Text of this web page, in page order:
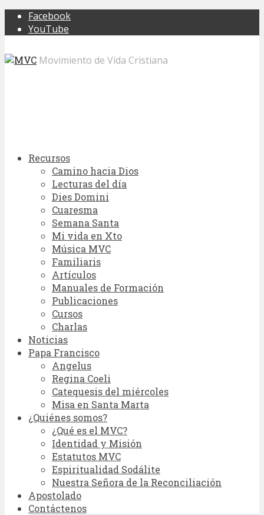
Facebook
YouTube
Movimiento de Vida Cristiana
Recursos
Camino hacia Dios
Lecturas del día
Dies Domini
Cuaresma
Semana Santa
Mi vida en Xto
Música MVC
Familiaris
Artículos
Manuales de Formación
Publicaciones
Cursos
Charlas
Noticias
Papa Francisco
Angelus
Regina Coeli
Catequesis del miércoles
Misa en Santa Marta
¿Quiénes somos?
¿Qué es el MVC?
Identidad y Misión
Estatutos MVC
Espiritualidad Sodálite
Nuestra Señora de la Reconciliación
Apostolado
Contáctenos